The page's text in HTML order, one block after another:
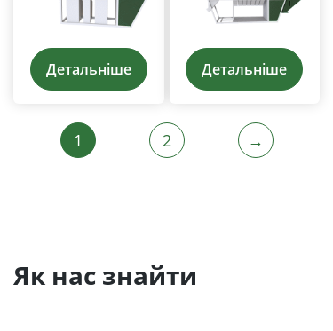
Детальніше Детальніше
1 2 →
Як нас знайти